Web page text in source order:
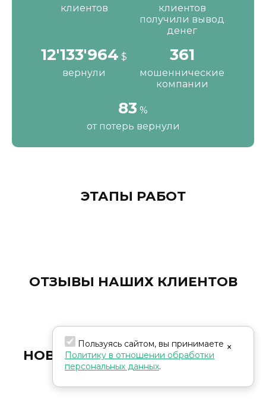
клиентов
клиентов
получили вывод
денег
16'287'200 $
вернули
484
мошеннические
компании
111 %
от потерь вернули
ЭТАПЫ РАБОТ
ОТЗЫВЫ НАШИХ КЛИЕНТОВ
НОВОСТИ И СОБЫТИЯ В МИРЕ
ФИНАНСОВ
×
Пользуясь сайтом, вы принимаете
Политику в отношении обработки
персональных данных.